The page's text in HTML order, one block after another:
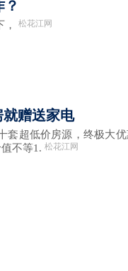
， 松花江网
赠送家电
套超低价房源，终极大
不等1. 松花江网